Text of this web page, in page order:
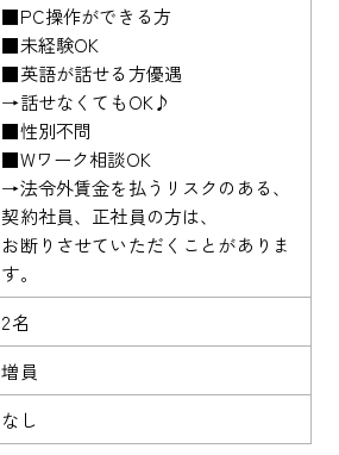
■PC操作ができる方
■未経験OK
■英語が話せる方優遇
→話せなくてもOK♪
■性別不問
■Wワーク相談OK
→法令外賃金を払うリスクのある、
契約社員、正社員の方は、
お断りさせていただくことがありま
す。
2名
増員
なし